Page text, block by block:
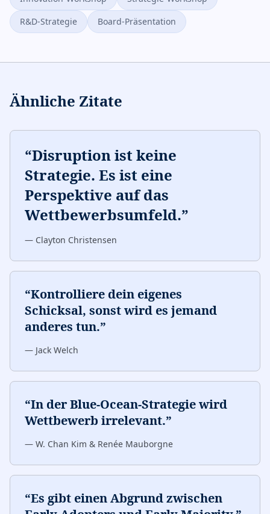
R&D-Strategie
Board-Präsentation
Ähnliche Zitate
“Disruption ist keine
Strategie. Es ist eine
Perspektive auf das
Wettbewerbsumfeld.”
— Clayton Christensen
“Kontrolliere dein eigenes
Schicksal, sonst wird es jemand
anderes tun.”
— Jack Welch
“In der Blue-Ocean-Strategie wird
Wettbewerb irrelevant.”
— W. Chan Kim & Renée Mauborgne
“Es gibt einen Abgrund zwischen